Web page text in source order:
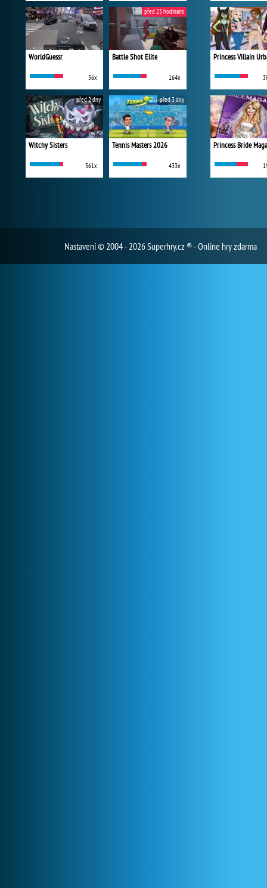
WorldGuessr
56x
Battle Shot Elite
164x
před 23 hodinami
Witchy Sisters
361x
před 2 dny
Tennis Masters 2026
433x
před 3 dny
Princess Bride
Nastavení© 2004 - 2026 Superhry.cz ® - Online hry zdarma